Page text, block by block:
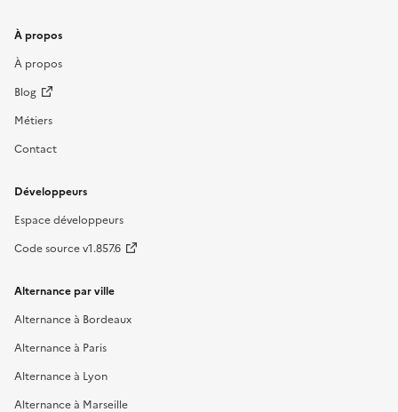
À propos
À propos
Blog
Métiers
Contact
Développeurs
Espace développeurs
Code source v1.857.6
Alternance par ville
Alternance à Bordeaux
Alternance à Paris
Alternance à Lyon
Alternance à Marseille